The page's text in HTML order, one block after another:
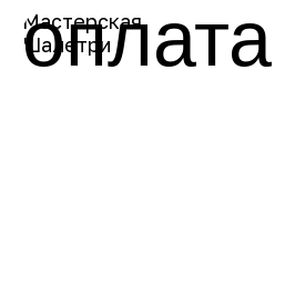
Мастерская
Шалетри
оплата